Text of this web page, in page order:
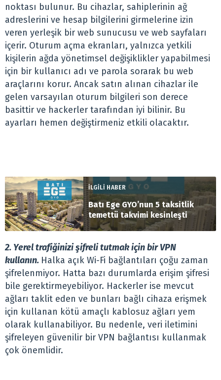
noktası bulunur. Bu cihazlar, sahiplerinin ağ
adreslerini ve hesap bilgilerini girmelerine izin
veren yerleşik bir web sunucusu ve web sayfaları
içerir. Oturum açma ekranları, yalnızca yetkili
kişilerin ağda yönetimsel değişiklikler yapabilmesi
için bir kullanıcı adı ve parola sorarak bu web
araçlarını korur. Ancak satın alınan cihazlar ile
gelen varsayılan oturum bilgileri son derece
basittir ve hackerler tarafından iyi bilinir. Bu
ayarları hemen değiştirmeniz etkili olacaktır.
İLGİLİ HABER
Batı Ege GYO’nun 5 taksitlik
temettü takvimi kesinleşti
2. Yerel trafiğinizi şifreli tutmak için bir VPN
kullanın. Halka açık Wi-Fi bağlantıları çoğu zaman
şifrelenmiyor. Hatta bazı durumlarda erişim şifresi
bile gerektirmeyebiliyor. Hackerler ise mevcut
ağları taklit eden ve bunları bağlı cihaza erişmek
için kullanan kötü amaçlı kablosuz ağları yem
olarak kullanabiliyor. Bu nedenle, veri iletimini
şifreleyen güvenilir bir VPN bağlantısı kullanmak
çok önemlidir.